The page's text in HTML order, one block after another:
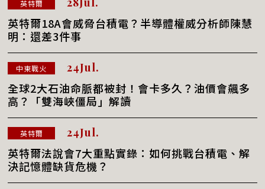
英特爾
英特爾18A會威脅台積電？半導體權威分析師陳慧
明：還差3件事
24Jul.
中東戰火
全球2大石油命脈都被封！會卡多久？油價會飆多
高？「雙海峽僵局」解讀
24Jul.
英特爾
英特爾法說會7大重點實錄：如何挑戰台積電、解
決記憶體缺貨危機？